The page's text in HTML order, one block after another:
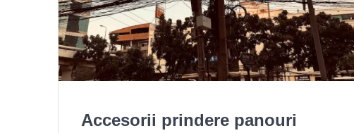
Accesorii prindere panouri